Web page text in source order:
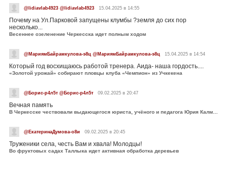
@lidiavlab4923 @lidiavlab4923 15.04.2025 в 14:55
Почему на Ул.Парковой запущены клумбы ?земля до сих пор
несколько...
Весеннее озеленение Черкесска идет полным ходом
@МариямБайрамкулова-э8ц @МариямБайрамкулова-э8ц 15.04.2025 в 14:54
Который год восхищаюсь работой тренера. Аида- наша гордость....
«Золотой урожай» собирают пловцы клуба «Чемпион» из Учкекена
@Борис-р4л5т @Борис-р4л5т 09.02.2025 в 20:47
Вечная память
В Черкесске чествовали выдающегося юриста, учёного и педагога Юрия Калмыкова
@ЕкатеринаДумова-о8и 09.02.2025 в 20:45
Труженики села, честь Вам и хвала! Молодцы!
Во фруктовых садах Таллыка идет активная обработка деревьев